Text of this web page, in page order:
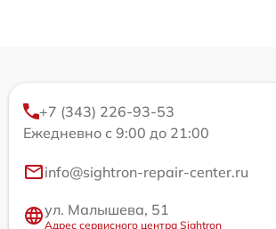
+7 (343) 226-93-53
Ежедневно с 9:00 до 21:00
info@sightron-repair-center.ru
ул. Малышева, 51
Адрес сервисного центра Sightron